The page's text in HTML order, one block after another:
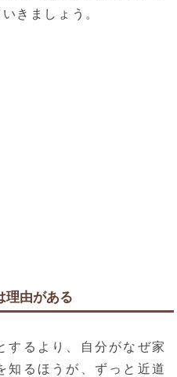
きましょう。
理由がある
するより、自分がなぜ家
知るほうが、ずっと近道